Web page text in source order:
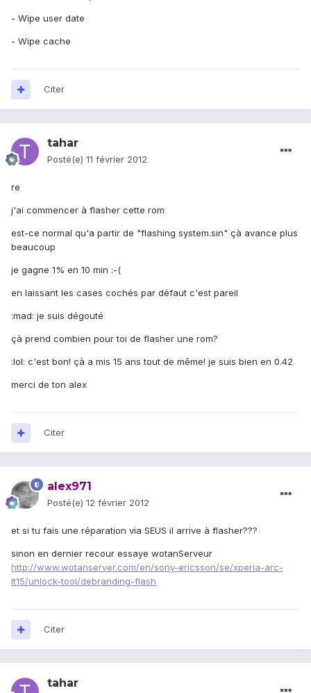
- Wipe user date
- Wipe cache
Citer
tahar
Posté(e) 11 février 2012
re
j'ai commencer à flasher cette rom
est-ce normal qu'a partir de "flashing system.sin" çà avance plus
beaucoup
je gagne 1% en 10 min :-(
en laissant les cases cochés par défaut c'est pareil
:mad: je suis dégouté
çà prend combien pour toi de flasher une rom?
:lol: c'est bon! çà a mis 15 ans tout de même! je suis bien en 0.42
merci de ton alex
Citer
alex971
Posté(e) 12 février 2012
et si tu fais une réparation via SEUS il arrive à flasher???
sinon en dernier recour essaye wotanServeur
http://www.wotanserver.com/en/sony-ericsson/se/xperia-arc-
lt15/unlock-tool/debranding-flash
Citer
tahar